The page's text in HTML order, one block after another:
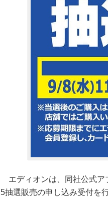
エディオンは、同社公式ア
5抽選販売の申し込み受付を